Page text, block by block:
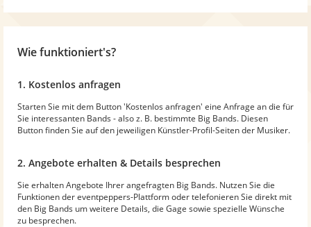
Wie funktioniert's?
1. Kostenlos anfragen
Starten Sie mit dem Button 'Kostenlos anfragen' eine Anfrage an die für
Sie interessanten Bands - also z. B. bestimmte Big Bands. Diesen
Button finden Sie auf den jeweiligen Künstler-Profil-Seiten der Musiker.
2. Angebote erhalten & Details besprechen
Sie erhalten Angebote Ihrer angefragten Big Bands. Nutzen Sie die
Funktionen der eventpeppers-Plattform oder telefonieren Sie direkt mit
den Big Bands um weitere Details, die Gage sowie spezielle Wünsche
zu besprechen.